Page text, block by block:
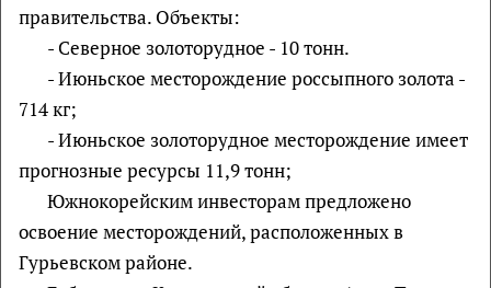
правительства. Объекты:
- Северное золоторудное - 10 тонн.
- Июньское месторождение россыпного золота -
714 кг;
- Июньское золоторудное месторождение имеет
прогнозные ресурсы 11,9 тонн;
Южнокорейским инвесторам предложено
освоение месторождений, расположенных в
Гурьевском районе.